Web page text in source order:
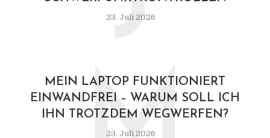
23. Juli 2026
MEIN LAPTOP FUNKTIONIERT
EINWANDFREI – WARUM SOLL ICH
IHN TROTZDEM WEGWERFEN?
23. Juli 2026